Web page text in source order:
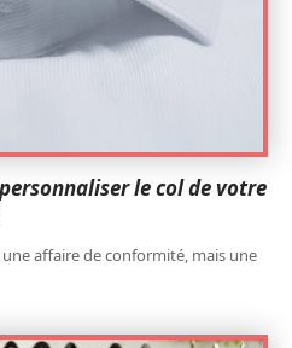
le col de votre
affaire de conformité, mais une